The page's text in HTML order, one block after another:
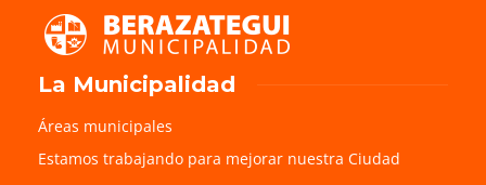
La Municipalidad
Áreas municipales
Estamos trabajando para mejorar nuestra Ciudad